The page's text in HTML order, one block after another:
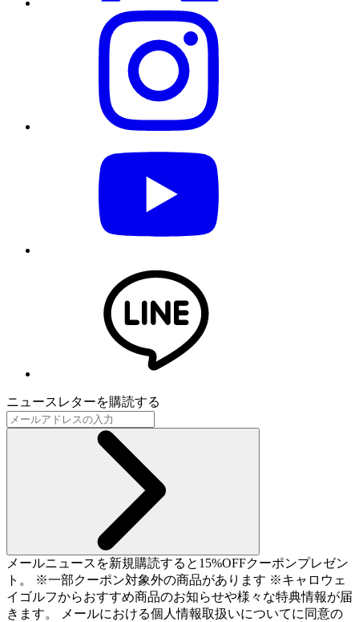
ニュースレターを購読する
メールニュースを新規購読すると15%OFFクーポンプレゼン
ト。 ※一部クーポン対象外の商品があります ※キャロウェ
イゴルフからおすすめ商品のお知らせや様々な特典情報が届
きます。 メールにおける個人情報取扱いについてに同意の